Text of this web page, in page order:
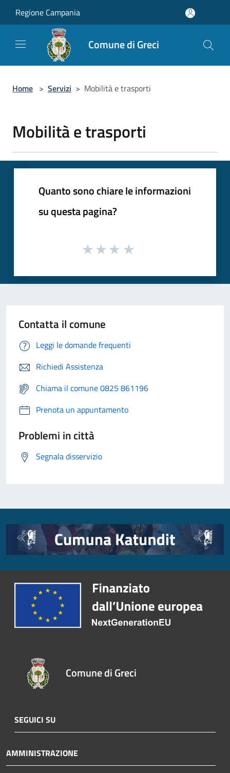
Regione Campania
Comune di Greci
Home > Servizi > Mobilità e trasporti
Mobilità e trasporti
Quanto sono chiare le informazioni
su questa pagina?
Contatta il comune
Leggi le domande frequenti
Richiedi Assistenza
Chiama il comune 0825 861196
Prenota un appuntamento
Problemi in città
Segnala disservizio
Comune di Greci
SEGUICI SU
AMMINISTRAZIONE